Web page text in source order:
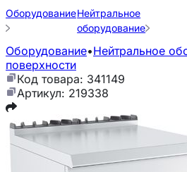
ОборудованиеНейтральное
оборудование
Оборудование•Нейтральное
поверхности
Код товара: 341149
Артикул: 219338